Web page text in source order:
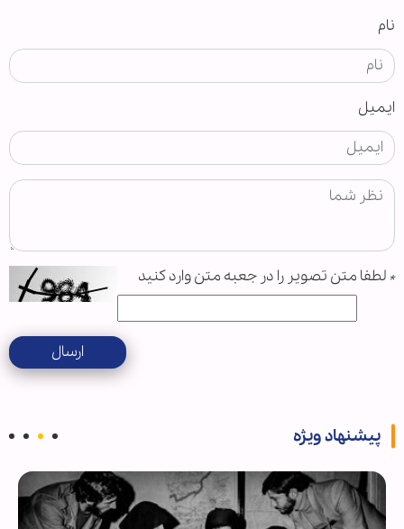
نام
ایمیل
* لطفا متن تصویر را در جعبه متن وارد کنید
ارسال
پیشنهاد ویژه